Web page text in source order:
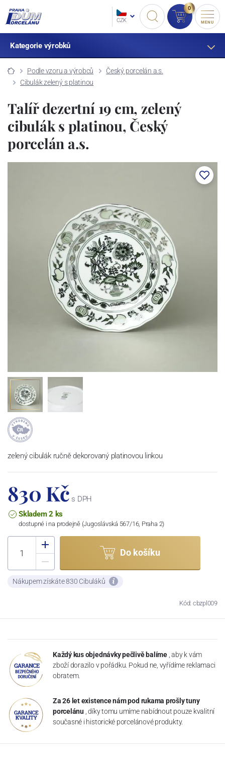
CZK
0
MENU
Kategorie výrobků
Podle vzoru a výrobců
Český porcelán a.s.
Cibulák zelený s platinou
Talíř dezertní 19 cm, zelený
cibulák s platinou, Český
porcelán a.s.
zelený cibulák ručně dekorovaný platinovou linkou
830 Kč s DPH
Skladem 2 ks
dostupné i na prodejně (Jugoslávská 567/16, Praha 2)
Do košíku
Nákupem získáte 830 Cibuláků
Kód: cbzpl009
Každý kus objednávky pečlivě balíme , aby k vám
zboží dorazilo v pořádku. Pokud ne, vyřídíme reklamaci
obratem.
Za 26 let existence nám pod rukama prošly tuny
porcelánu , díky tomu umíme nabídnout pouze kvalitní
současné i historické porcelánové produkty.